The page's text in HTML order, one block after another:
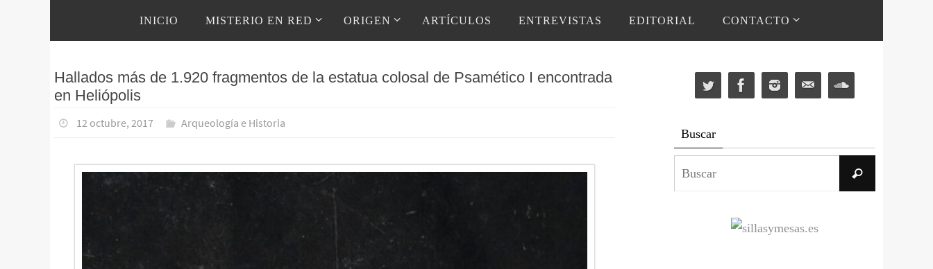
contenido
INICIO MISTERIO EN RED ORIGEN ARTÍCULOS ENTREVISTAS EDITORIAL CONTACTO
Hallados más de 1.920 fragmentos de la estatua colosal de Psamético I encontrada
en Heliópolis
12 octubre, 2017 Arqueología e Historia
Buscar
Buscar